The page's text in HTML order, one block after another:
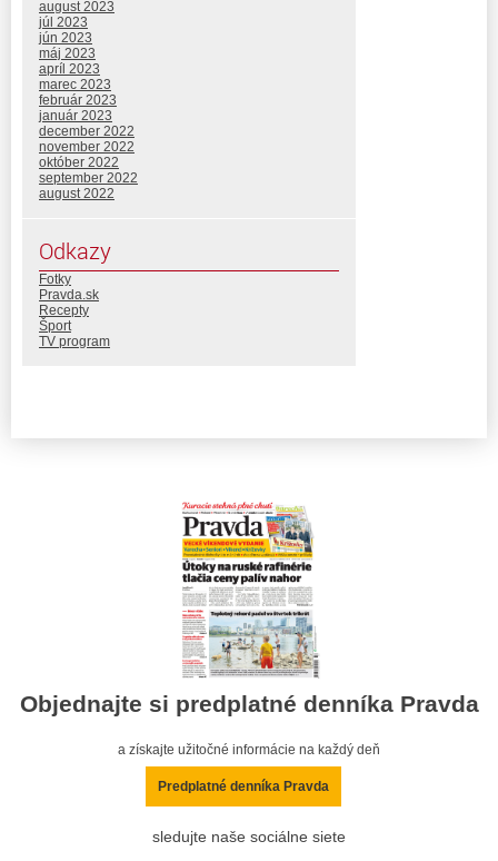
august 2023
júl 2023
jún 2023
máj 2023
apríl 2023
marec 2023
február 2023
január 2023
december 2022
november 2022
október 2022
september 2022
august 2022
Odkazy
Fotky
Pravda.sk
Recepty
Šport
TV program
Objednajte si predplatné denníka Pravda
a získajte užitočné informácie na každý deň
Predplatné denníka Pravda
sledujte naše sociálne siete